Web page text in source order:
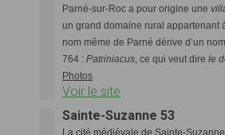
Parné-sur-Roc a pour origine une
un grand domaine rural appartenant
nom même de Parné dérive d’un
764 : Patriniacus , ce qui veut dire le
Photos
Voir le site
Sainte-Suzanne 53
La cité médiévale de Sainte-